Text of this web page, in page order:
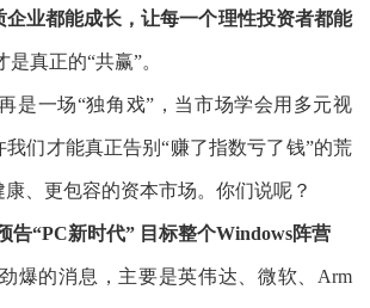
企业都能成长，让每一个理性投资者都能
是真正的“共赢”。
是一场“独角戏”，当市场学会用多元视
们才能真正告别“赚了指数亏了钱”的荒
、更包容的资本市场。你们说呢？
告“PC新时代” 目标整个Windows阵营
爆的消息，主要是英伟达、微软、Arm